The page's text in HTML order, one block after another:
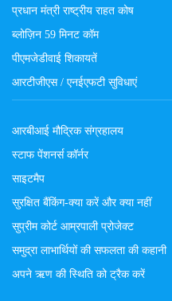
प्रधान मंत्री राष्ट्रीय राहत कोष
ब्लोज़िन 59 मिनट कॉम
पीएमजेडीवाई शिकायतें
आरटीजीएस / एनईएफटी सुविधाएं
आरबीआई मौद्रिक संग्रहालय
स्टाफ पेंशनर्स कॉर्नर
साइटमैप
सुरक्षित बैंकिंग-क्या करें और क्या नहीं
सुप्रीम कोर्ट आम्रपाली प्रोजेक्ट
समुद्रा लाभार्थियों की सफलता की कहानी
अपने ऋण की स्थिति को ट्रैक करें